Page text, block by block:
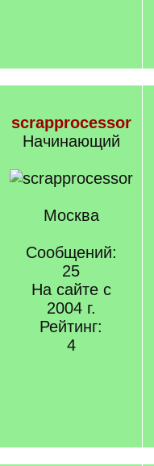
scrapprocessor
Начинающий
Москва
Сообщений:
25
На сайте с
2004 г.
Рейтинг:
4